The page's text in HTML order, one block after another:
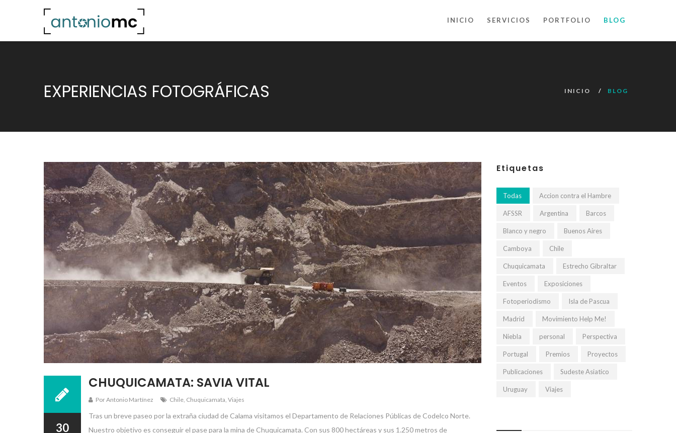
INICIO SERVICIOS PORTFOLIO BLOG
EXPERIENCIAS FOTOGRÁFICAS INICIO BLOG
CHUQUICAMATA: SAVIA VITAL
Por Antonio Martínez Chile, Chuquicamata, Viajes
Tras un breve paseo por la extraña ciudad de Calama visitamos el Departamento de Relaciones Públicas de Codelco Norte.
Nuestro objetivo es conseguir el pase para la mina de Chuquicamata. Con sus 800 hectáreas y sus 1.250 metros de
30
Etiquetas
Todas Accion contra el Hambre
AFSSR Argentina Barcos
Blanco y negro Buenos Aires
Camboya Chile
Chuquicamata Estrecho Gibraltar
Eventos Exposiciones
Fotoperiodismo Isla de Pascua
Madrid Movimiento Help Me!
Niebla personal Perspectiva
Portugal Premios Proyectos
Publicaciones Sudeste Asiatico
Uruguay Viajes